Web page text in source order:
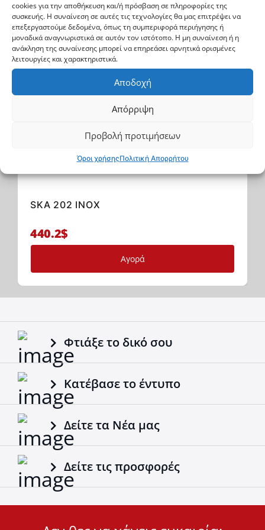
cookies για την αποθήκευση και/ή πρόσβαση σε πληροφορίες της
συσκευής. Η συναίνεση σε αυτές τις τεχνολογίες θα μας επιτρέψει να
επεξεργαστούμε δεδομένα, όπως τη συμπεριφορά περιήγησης ή
μοναδικά αναγνωριστικά σε αυτόν τον ιστότοπο. Η μη συναίνεση ή η
ανάκληση της συναίνεσης μπορεί να επηρεάσει αρνητικά ορισμένες
λειτουργίες και χαρακτηριστικά.
Αποδοχή
Απόρριψη
Προβολή προτιμήσεων
Όροι χρήσηςΠολιτική Απορρήτου
Σκαλοπάτια με μονό πάτημα
SKA 202 INOX
440.2$
Αγορά
Φτιάξε το δικό σου
Κατέβασε το έντυπο
Δείτε τα Νέα μας
Δείτε τις προσφορές